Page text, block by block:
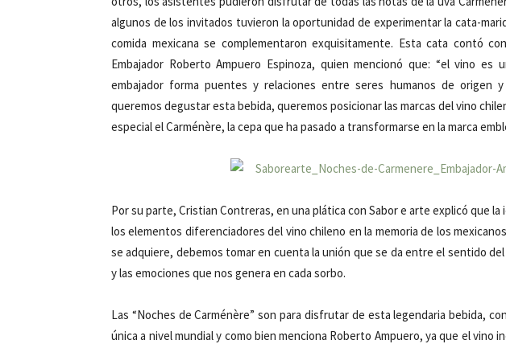
algunos de los invitados tuvieron la oportunidad de experimentar la cata-
comida mexicana se complementaron exquisitamente. Esta cata contó
Embajador Roberto Ampuero Espinoza, quien mencionó que: “el vino es
embajador forma puentes y relaciones entre seres humanos de origen
queremos degustar esta bebida, queremos posicionar las marcas del vino
especial el Carménère, la cepa que ha pasado a transformarse en la marca
Por su parte, Cristian Contreras, en una plática con Sabor e arte explicó que
los elementos diferenciadores del vino chileno en la memoria de los
se adquiere, debemos tomar en cuenta la unión que se da entre el sentido
y las emociones que nos genera en cada sorbo.
Las “Noches de Carménère” son para disfrutar de esta legendaria bebida,
única a nivel mundial y como bien menciona Roberto Ampuero, ya que el vino